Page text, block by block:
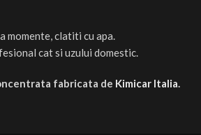
momente, clatiti cu apa.
cat si uzului domestic.
fabricata de Kimicar Italia.